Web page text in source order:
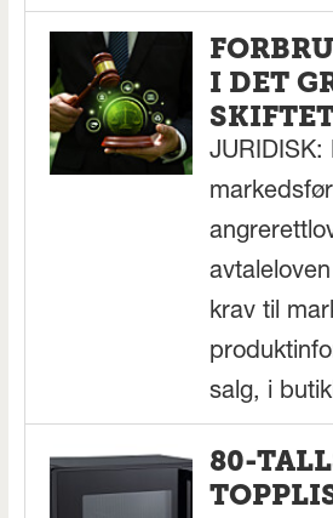
I DET
JURIDISK:
krav til
salg, i
80-